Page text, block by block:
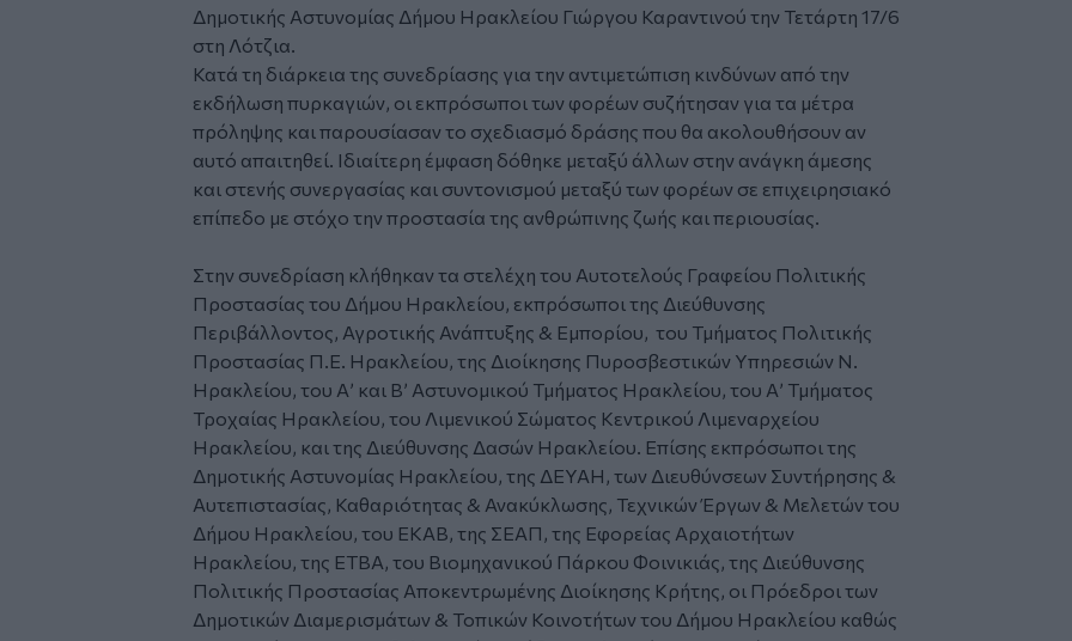
Δημοτικής Αστυνομίας Δήμου Ηρακλείου Γιώργου Καραντινού την Τετάρτη 17/6
στη Λότζια.
Κατά τη διάρκεια της συνεδρίασης για την αντιμετώπιση κινδύνων από την
εκδήλωση πυρκαγιών, οι εκπρόσωποι των φορέων συζήτησαν για τα μέτρα
πρόληψης και παρουσίασαν το σχεδιασμό δράσης που θα ακολουθήσουν αν
αυτό απαιτηθεί. Ιδιαίτερη έμφαση δόθηκε μεταξύ άλλων στην ανάγκη άμεσης
και στενής συνεργασίας και συντονισμού μεταξύ των φορέων σε επιχειρησιακό
επίπεδο με στόχο την προστασία της ανθρώπινης ζωής και περιουσίας.
Στην συνεδρίαση κλήθηκαν τα στελέχη του Αυτοτελούς Γραφείου Πολιτικής
Προστασίας του Δήμου Ηρακλείου, εκπρόσωποι της Διεύθυνσης
Περιβάλλοντος, Αγροτικής Ανάπτυξης & Εμπορίου, του Τμήματος Πολιτικής
Προστασίας Π.Ε. Ηρακλείου, της Διοίκησης Πυροσβεστικών Υπηρεσιών Ν.
Ηρακλείου, του Α’ και Β’ Αστυνομικού Τμήματος Ηρακλείου, του Α’ Τμήματος
Τροχαίας Ηρακλείου, του Λιμενικού Σώματος Κεντρικού Λιμεναρχείου
Ηρακλείου, και της Διεύθυνσης Δασών Ηρακλείου. Επίσης εκπρόσωποι της
Δημοτικής Αστυνομίας Ηρακλείου, της ΔΕΥΑΗ, των Διευθύνσεων Συντήρησης &
Αυτεπιστασίας, Καθαριότητας & Ανακύκλωσης, Τεχνικών Έργων & Μελετών του
Δήμου Ηρακλείου, του ΕΚΑΒ, της ΣΕΑΠ, της Εφορείας Αρχαιοτήτων
Ηρακλείου, της ΕΤΒΑ, του Βιομηχανικού Πάρκου Φοινικιάς, της Διεύθυνσης
Πολιτικής Προστασίας Αποκεντρωμένης Διοίκησης Κρήτης, οι Πρόεδροι των
Δημοτικών Διαμερισμάτων & Τοπικών Κοινοτήτων του Δήμου Ηρακλείου καθώς